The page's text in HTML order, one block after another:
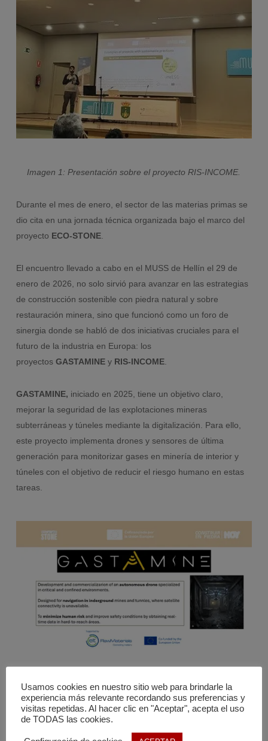
Imagen 1: Presentación sobre el proyecto RIS-INCOME.
Durante el mes de enero, el sector de las materias primas se
dio cita en una jornada técnica organizada bajo el marco del
proyecto ECO-STONE.
El encuentro llevado a cabo en el MUSS de Hellín el 29 de
enero de 2026, no solo sirvió para avanzar en las estrategias
de construcción sostenible con piedra natural y sobre
restauración minera, sino que funcionó como un foro de
sinergia donde se habló de dos iniciativas cruciales para el
futuro de la industria en Europa: los
proyectos GASTAMINEy RIS-INCOME.
GASTAMINE, iniciado en 2025, tiene un objetivo claro,
mejorar la seguridad de las explotaciones mineras
subterráneas y túneles mediante la digitalización. Para ello,
este proyecto implementa drones y sensores de última
generación para monitorizar gases en minería de interior y
túneles con el objetivo de reducir el riesgo humano en estas
tareas.
Imagen 2: Diapositiva de GASTAMINE.
Por su parte, el proyecto
se centra en el
desarrollo de una herramienta digital estandarizada para el
Usamos cookies en nuestro sitio web para brindarle la
experiencia más relevante recordando sus preferencias y
visitas repetidas. Al hacer clic en "Aceptar", acepta el uso
de TODAS las cookies.